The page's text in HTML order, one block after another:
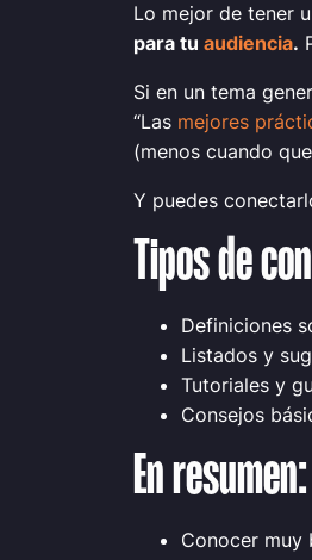
Lo mejor de tener
para tu audiencia.
Si en un tema
“Las mejores
(menos cuando
Y puedes
Tipos de
Definiciones
Listados y
Tutoriales y
Consejos
En resumen:
Conocer muy